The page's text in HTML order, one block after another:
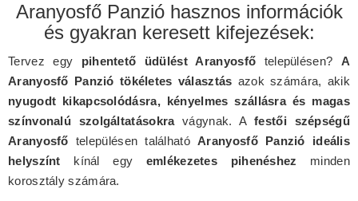
Aranyosfő Panzió hasznos információk
és gyakran keresett kifejezések:
Tervez egy pihentető üdülést Aranyosfő településen? A
Aranyosfő Panzió tökéletes választás azok számára, akik
nyugodt kikapcsolódásra, kényelmes szállásra és magas
színvonalú szolgáltatásokravágynak. Afestői szépségű
Aranyosfő településen találhatóAranyosfő Panzió ideális
helyszínt kínál egy emlékezetes pihenéshez minden
korosztály számára.